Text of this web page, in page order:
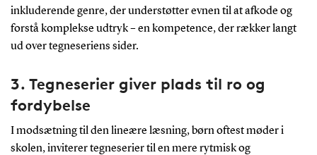
inkluderende genre, der understøtter evnen til at afkode og
forstå komplekse udtryk – en kompetence, der rækker langt
ud over tegneseriens sider.
3. Tegneserier giver plads til ro og
fordybelse
I modsætning til den lineære læsning, børn oftest møder i
skolen, inviterer tegneserier til en mere rytmisk og